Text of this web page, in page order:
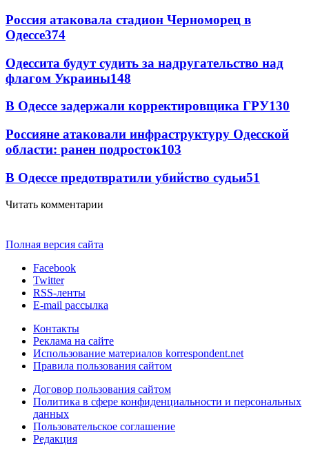
Россия атаковала стадион Черноморец в
Одессе374
Одессита будут судить за надругательство над
флагом Украины148
В Одессе задержали корректировщика ГРУ130
Россияне атаковали инфраструктуру Одесской
области: ранен подросток103
В Одессе предотвратили убийство судьи51
Читать комментарии
Полная версия сайта
Facebook
Twitter
RSS-ленты
E-mail рассылка
Контакты
Реклама на сайте
Использование материалов korrespondent.net
Правила пользования сайтом
Договор пользования сайтом
Политика в сфере конфиденциальности и персональных
данных
Пользовательское соглашение
Редакция